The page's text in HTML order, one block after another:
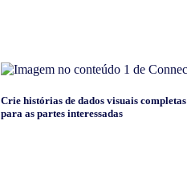
Crie histórias de dados visuais completas
para as partes interessadas